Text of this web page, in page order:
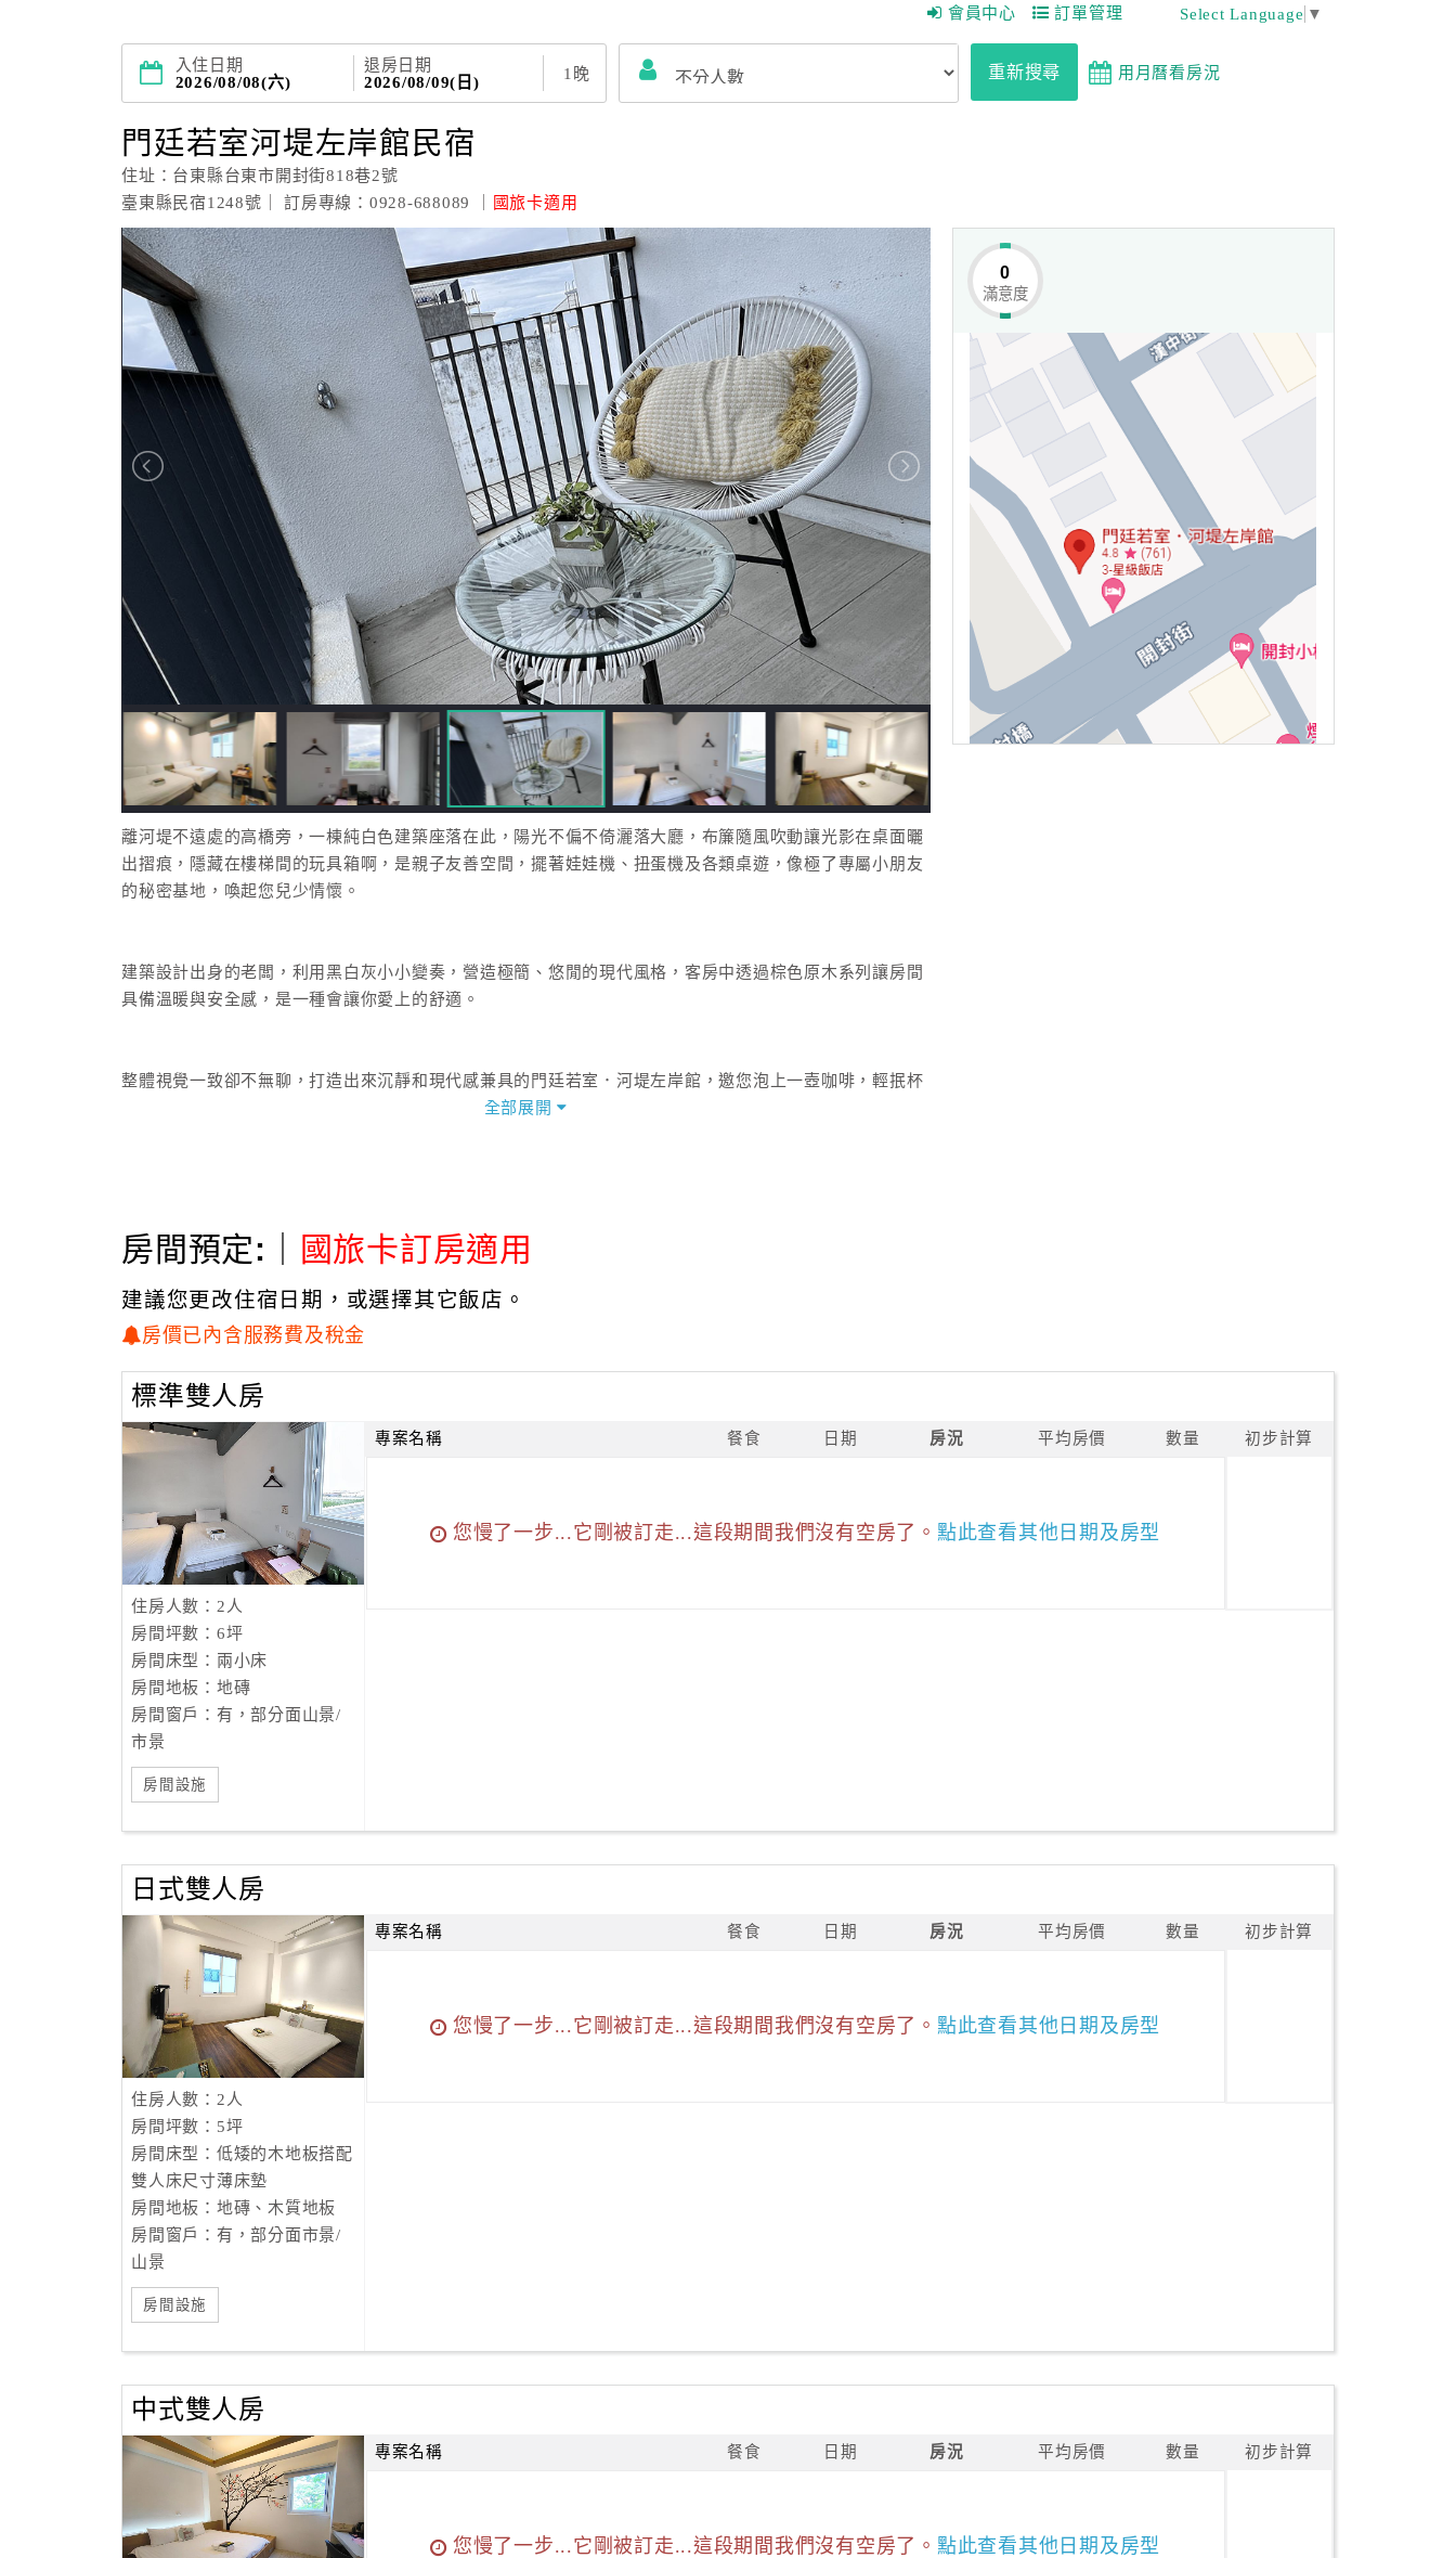
會員中心 訂單管理 Select Language ▼
入住日期
2026/08/08(六)
退房日期
2026/08/09(日)
1 晚 重新搜尋 用月曆看房況
門廷若室河堤左岸館民宿
住址：台東縣台東市開封街818巷2號
臺東縣民宿1248號｜ 訂房專線：0928-688089 ｜
國旅卡適用
離河堤不遠處的高橋旁，一棟純白色建築座落在此，陽光不偏不倚灑落大廳，布簾隨風吹動讓光影在桌面曬
出摺痕，隱藏在樓梯間的玩具箱啊，是親子友善空間，擺著娃娃機、扭蛋機及各類桌遊，像極了專屬小朋友
的秘密基地，喚起您兒少情懷。
建築設計出身的老闆，利用黑白灰小小變奏，營造極簡、悠閒的現代風格，客房中透過棕色原木系列讓房間
具備溫暖與安全感，是一種會讓你愛上的舒適。
整體視覺一致卻不無聊，打造出來沉靜和現代感兼具的門廷若室．河堤左岸館，邀您泡上一壺咖啡，輕抿杯
全部展開
0
滿意度
房間預定:｜ 國旅卡訂房適用
建議您更改住宿日期，或選擇其它飯店。
房價已內含服務費及稅金
標準雙人房
住房人數：2人
房間坪數：6坪
房間床型：兩小床
房間地板：地磚
房間窗戶：有，部分面山景/
市景
房間設施
專案名稱 餐食 日期 房況 平均房價 數量 初步計算
您慢了一步...它剛被訂走...這段期間我們沒有空房了。 點此查看其他日期及房型
日式雙人房
住房人數：2人
房間坪數：5坪
房間床型：低矮的木地板搭配
雙人床尺寸薄床墊
房間地板：地磚、木質地板
房間窗戶：有，部分面市景/
山景
房間設施
專案名稱 餐食 日期 房況 平均房價 數量 初步計算
您慢了一步...它剛被訂走...這段期間我們沒有空房了。 點此查看其他日期及房型
中式雙人房
專案名稱 餐食 日期 房況 平均房價 數量 初步計算
您慢了一步...它剛被訂走...這段期間我們沒有空房了。 點此查看其他日期及房型